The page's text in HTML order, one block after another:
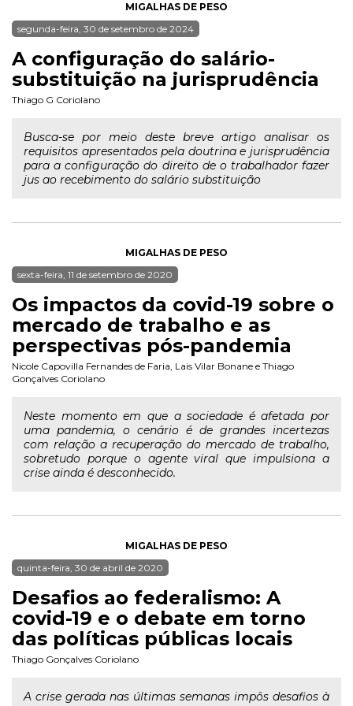
MIGALHAS DE PESO
segunda-feira, 30 de setembro de 2024
A configuração do salário-
substituição na jurisprudência
Thiago G Coriolano
Busca-se por meio deste breve artigo analisar os
requisitos apresentados pela doutrina e jurisprudência
para a configuração do direito de o trabalhador fazer
jus ao recebimento do salário substituição
MIGALHAS DE PESO
sexta-feira, 11 de setembro de 2020
Os impactos da covid-19 sobre o
mercado de trabalho e as
perspectivas pós-pandemia
Nicole Capovilla Fernandes de Faria, Lais Vilar Bonane e Thiago
Gonçalves Coriolano
Neste momento em que a sociedade é afetada por
uma pandemia, o cenário é de grandes incertezas
com relação a recuperação do mercado de trabalho,
sobretudo porque o agente viral que impulsiona a
crise ainda é desconhecido.
MIGALHAS DE PESO
quinta-feira, 30 de abril de 2020
Desafios ao federalismo: A
covid-19 e o debate em torno
das políticas públicas locais
Thiago Gonçalves Coriolano
A crise gerada nas últimas semanas impôs desafios à